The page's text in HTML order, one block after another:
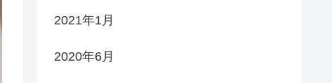
2021年1月
2020年6月